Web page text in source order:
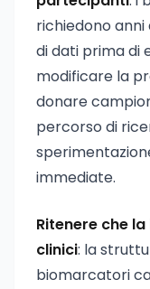
richiedono anni
di dati prima di
modificare la
donare
percorso di
immediate.
Ritenere che
clinici: la
biomarcatori